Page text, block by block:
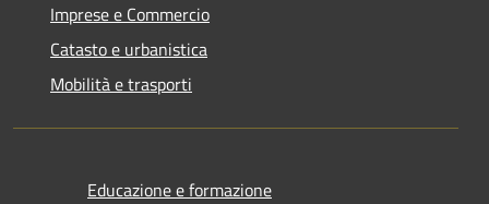
Imprese e Commercio
Catasto e urbanistica
Mobilità e trasporti
Educazione e formazione